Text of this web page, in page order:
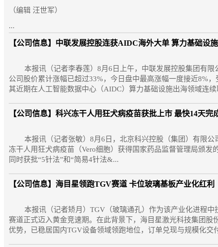
（编辑 汪世军）
...
【公司信息】 中联发展控股连获AIDC海外大单 算力基础设
本报讯（记者李春莲）8月6日上午，中联发展控股集团有限
公司股价累计涨幅已超过33%，今日盘中最高涨幅一度接近8%
其近期在人工智能数据中心（AIDC）算力基础设施出海领域连
【公司信息】 科兴冻干人用狂犬病疫苗获批上市 最快14天完
本报讯（记者张敏）8月6日，北京科兴控股（集团）有限公
冻干人用狂犬病疫苗（Vero细胞）获得国家药品监督管理局颁
同时获批“5针法”和“简易4针法&...
【公司信息】 海目星领跑TGV赛道 卡位玻璃基板产业化红利
本报讯（记者矫月）TGV（玻璃通孔）作为该产业化进程中
赛道正式迈入黄金竞速期。在此背景下，海目星激光科技集团
优势，已稳居国内TGV设备领域领跑地位，订单兑现与规模化交